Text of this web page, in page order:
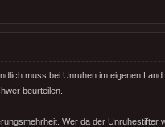
muss bei Unruhen im eigenen
beurteilen.
Wer da der Unruhestifter